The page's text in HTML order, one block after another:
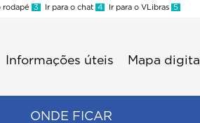
rodapé 3 Ir para o chat 4 Ir para o VLibras 5
Informações úteis Mapa digital
ONDE FICAR